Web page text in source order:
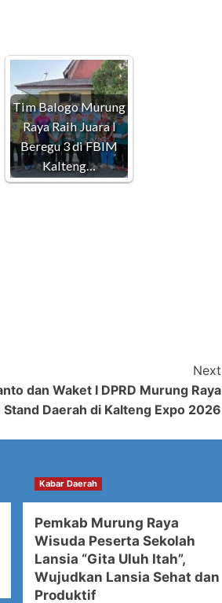
Tim Balogo Murung
Raya Raih Juara I
Beregu 3 di FBIM
Kalteng…
Next
dan Waket I DPRD Murung Raya
Stand Daerah di Kalteng Expo 2026
Kabar Daerah
Pemkab Murung Raya
Wisuda Peserta Sekolah
Lansia “Gita Uluh Itah”,
Wujudkan Lansia Sehat dan
Produktif